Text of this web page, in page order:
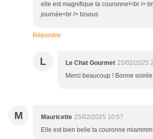
elle est magnifique ta couronne!<br />
journée<br /> bisous
Répondre
L Le Chat Gourmet 25/02/2025
Merci beaucoup ! Bonne
M Mauricette 25/02/2025 10:57
Elle est bien belle ta couronne miammm